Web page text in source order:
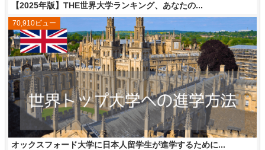
【2025年版】THE世界大学ランキング、あなたの...
オックスフォード大学に日本人留学生が進学するために...
70,910ビュー